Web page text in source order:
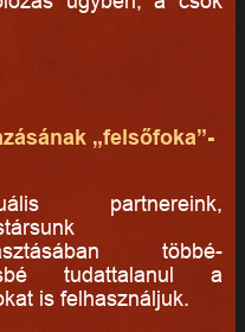
„felsőfoka”-
partnereink,
többé-
tudattalanul a
is felhasználjuk.